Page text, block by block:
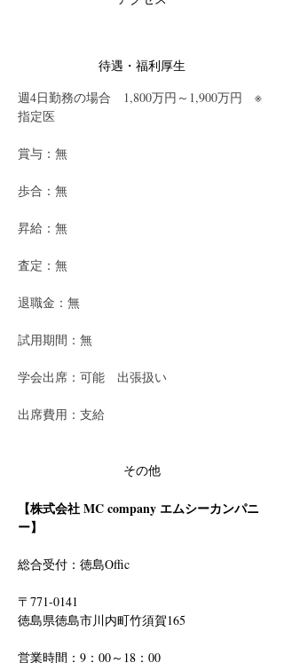
待遇・福利厚生
週4日勤務の場合　1,800万円～1,900万円　※
指定医
賞与：無
歩合：無
昇給：無
査定：無
退職金：無
試用期間：無
学会出席：可能　出張扱い
出席費用：支給
その他
【株式会社 MC company エムシーカンパニ
ー】
総合受付：徳島Offic
〒771-0141
徳島県徳島市川内町竹須賀165
営業時間：9：00～18：00